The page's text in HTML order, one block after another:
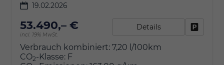
19.02.2026
53.490,– €
incl. 19% MwSt.
Details
Verbrauch kombiniert: 7,20 l/100km
CO2-Klasse: F